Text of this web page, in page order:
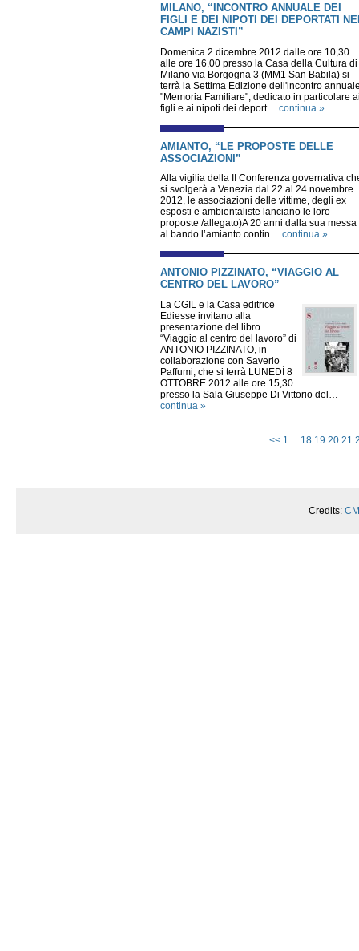
MILANO, “INCONTRO ANNUALE DEI
FIGLI E DEI NIPOTI DEI DEPORTATI
CAMPI NAZISTI”
Domenica 2 dicembre 2012 dalle ore 10,30
alle ore 16,00 presso la Casa della Cultura di
Milano via Borgogna 3 (MM1 San Babila) si
terrà la Settima Edizione dell'incontro
"Memoria Familiare", dedicato in particolare
figli e ai nipoti dei deport… continua »
AMIANTO, “LE PROPOSTE DELLE
ASSOCIAZIONI”
Alla vigilia della II Conferenza governativa
si svolgerà a Venezia dal 22 al 24 novembre
2012, le associazioni delle vittime, degli ex
esposti e ambientaliste lanciano le loro
proposte /allegato)A 20 anni dalla sua messa
al bando l’amianto contin… continua »
ANTONIO PIZZINATO, “VIAGGIO AL
CENTRO DEL LAVORO”
La CGIL e la Casa editrice
Ediesse invitano alla
presentazione del libro
“Viaggio al centro del lavoro” di
ANTONIO PIZZINATO, in
collaborazione con Saverio
Paffumi, che si terrà LUNEDÌ 8
OTTOBRE 2012 alle ore 15,30
presso la Sala Giuseppe Di Vittorio del…
continua »
<< 1 ... 18 19 20 21
Credits: